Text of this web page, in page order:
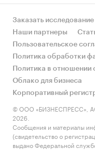
Заказать исследование
Наши партнеры
Пользовательское
Политика обработки
Политика в
Облако для бизнеса
Корпоративный
© ООО «БИЗНЕСПРЕСС»,
2026.
Сообщения и материалы
(свидетельство о
выдано Федеральной